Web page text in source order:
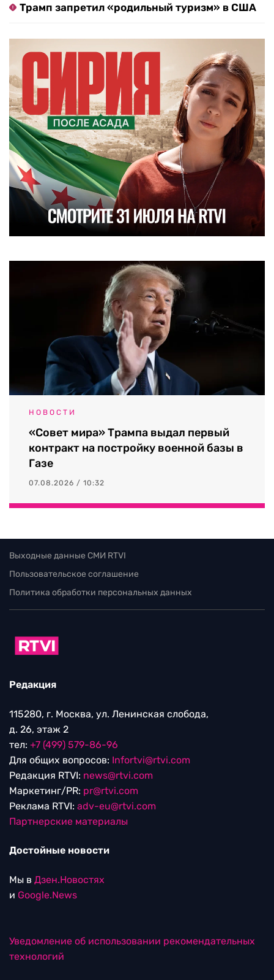
Трамп запретил «родильный туризм» в США
НОВОСТИ
«Совет мира» Трампа выдал первый
контракт на постройку военной базы в
Газе
07.08.2026 / 10:32
Выходные данные СМИ RTVI
Пользовательское соглашение
Политика обработки персональных данных
Редакция
115280, г. Москва, ул. Ленинская слобода,
д. 26, этаж 2
тел: +7 (499) 579-86-96
Для общих вопросов: Infortvi@rtvi.com
Редакция RTVI: news@rtvi.com
Маркетинг/PR: pr@rtvi.com
Реклама RTVI: adv-eu@rtvi.com
Партнерские материалы
Достойные новости
Мы в Дзен.Новостях
и Google.News
Уведомление об использовании рекомендательных
технологий